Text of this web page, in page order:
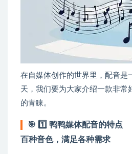
在自媒体创作的世界里，配音是
天，我们要为大家介绍一款非
的青睐。
🎯 1️⃣ 鸭鸭媒体配音的特点
百种音色，满足各种需求